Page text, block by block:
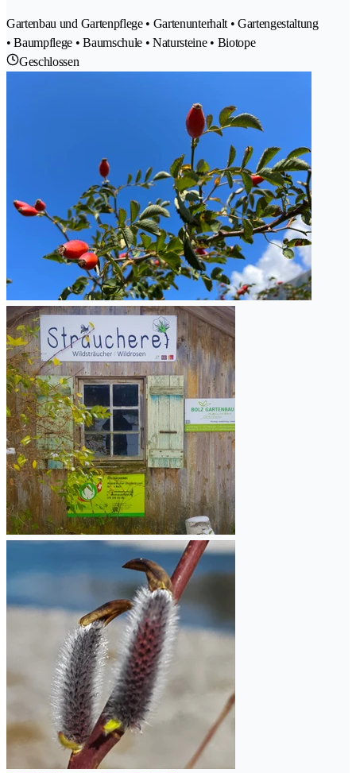
Gartenbau und Gartenpflege • Gartenunterhalt • Gartengestaltung
• Baumpflege • Baumschule • Natursteine • Biotope
Geschlossen